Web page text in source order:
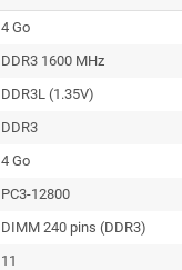
4 Go
DDR3 1600 MHz
DDR3L (1.35V)
DDR3
4 Go
PC3-12800
DIMM 240 pins (DDR3)
11